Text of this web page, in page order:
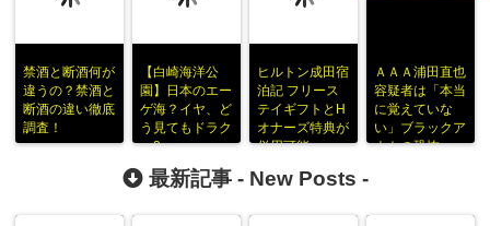
禁酒と断酒何が
違うの？禁酒と
断酒の違い徹底
調査！
【白崎海洋公
園】日本のエー
ゲ海？イヤ、ど
う見てもドラク
エ3
ヒルトン成田宿
泊記 フリース
テイギフトとH
オナーズ特典が
併用可能
ＡＡＡ浦田直也
容疑者は「本当
に覚えていな
い」ブラックア
ウトの恐怖
最新記事 - New Posts -